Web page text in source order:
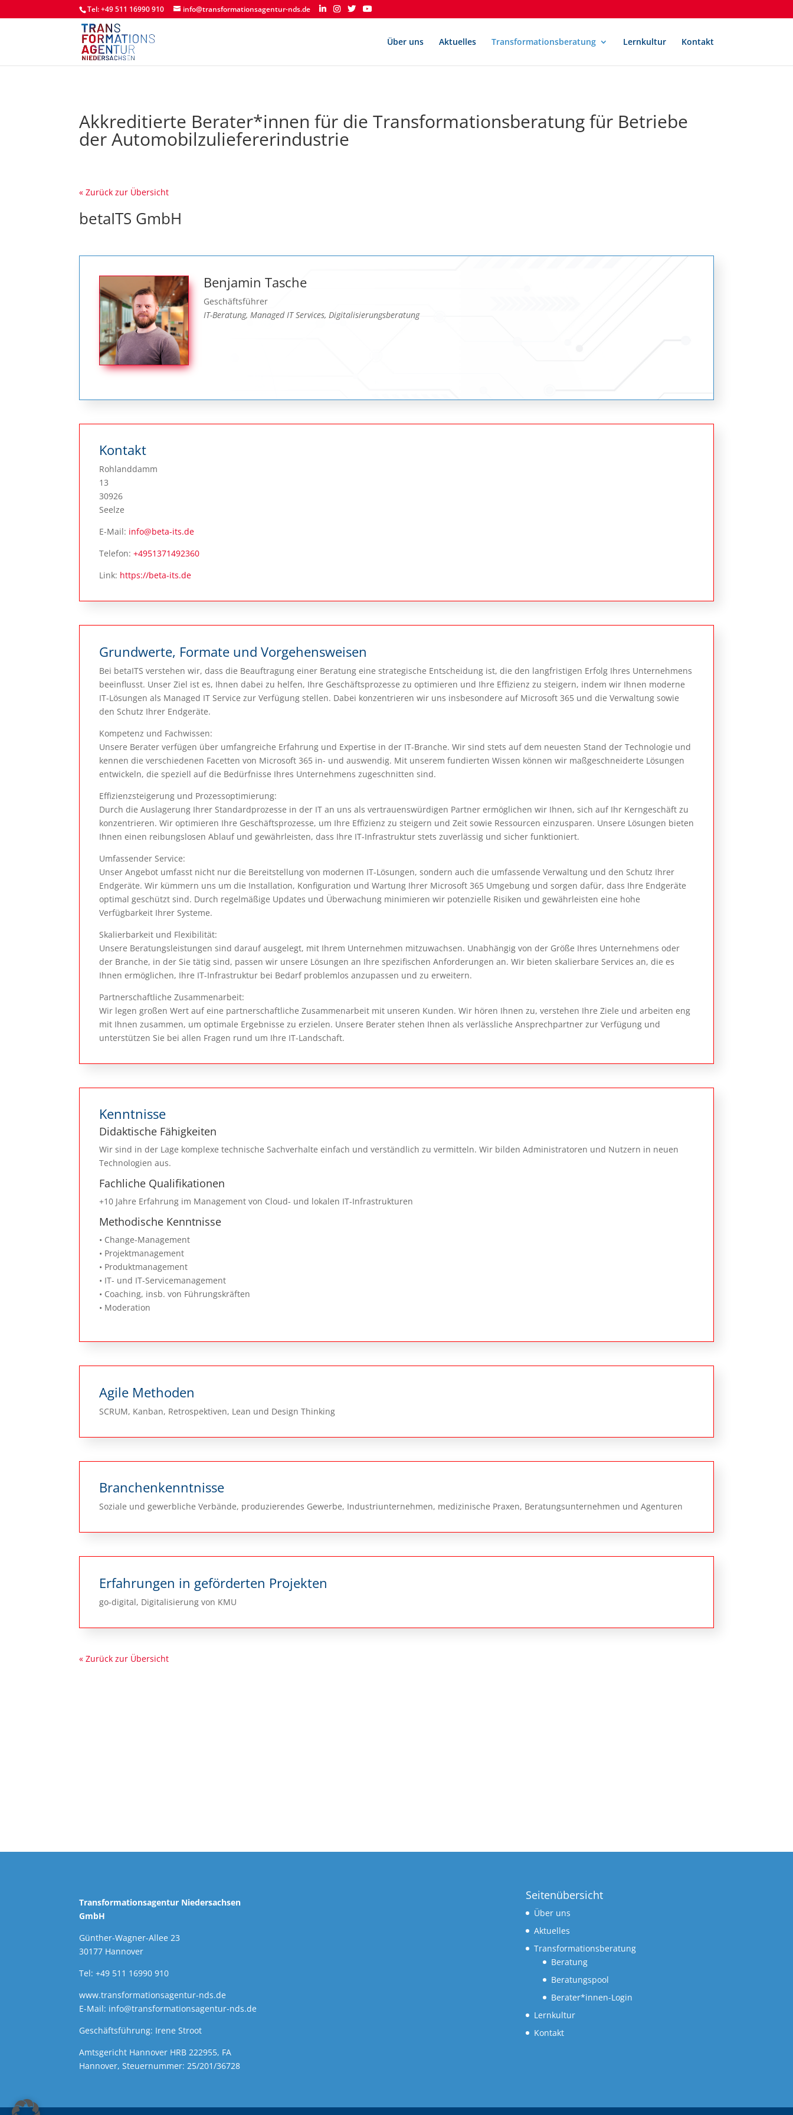
Tel: +49 511 16990 910 info@transformationsagentur-nds.de
Über uns Aktuelles Transformationsberatung Lernkultur Kontakt
Akkreditierte Berater*innen für die Transformationsberatung für Betriebe
der Automobilzuliefererindustrie
« Zurück zur Übersicht
betaITS GmbH
Benjamin Tasche
Geschäftsführer
IT-Beratung, Managed IT Services, Digitalisierungsberatung
Kontakt
Rohlanddamm
13
30926
Seelze
E-Mail: info@beta-its.de
Telefon: +4951371492360
Link: https://beta-its.de
Grundwerte, Formate und Vorgehensweisen
Bei betaITS verstehen wir, dass die Beauftragung einer Beratung eine strategische Entscheidung ist, die den langfristigen Erfolg Ihres Unternehmens
beeinflusst. Unser Ziel ist es, Ihnen dabei zu helfen, Ihre Geschäftsprozesse zu optimieren und Ihre Effizienz zu steigern, indem wir Ihnen moderne
IT-Lösungen als Managed IT Service zur Verfügung stellen. Dabei konzentrieren wir uns insbesondere auf Microsoft 365 und die Verwaltung sowie
den Schutz Ihrer Endgeräte.
Kompetenz und Fachwissen:
Unsere Berater verfügen über umfangreiche Erfahrung und Expertise in der IT-Branche. Wir sind stets auf dem neuesten Stand der Technologie und
kennen die verschiedenen Facetten von Microsoft 365 in- und auswendig. Mit unserem fundierten Wissen können wir maßgeschneiderte Lösungen
entwickeln, die speziell auf die Bedürfnisse Ihres Unternehmens zugeschnitten sind.
Effizienzsteigerung und Prozessoptimierung:
Durch die Auslagerung Ihrer Standardprozesse in der IT an uns als vertrauenswürdigen Partner ermöglichen wir Ihnen, sich auf Ihr Kerngeschäft zu
konzentrieren. Wir optimieren Ihre Geschäftsprozesse, um Ihre Effizienz zu steigern und Zeit sowie Ressourcen einzusparen. Unsere Lösungen bieten
Ihnen einen reibungslosen Ablauf und gewährleisten, dass Ihre IT-Infrastruktur stets zuverlässig und sicher funktioniert.
Umfassender Service:
Unser Angebot umfasst nicht nur die Bereitstellung von modernen IT-Lösungen, sondern auch die umfassende Verwaltung und den Schutz Ihrer
Endgeräte. Wir kümmern uns um die Installation, Konfiguration und Wartung Ihrer Microsoft 365 Umgebung und sorgen dafür, dass Ihre Endgeräte
optimal geschützt sind. Durch regelmäßige Updates und Überwachung minimieren wir potenzielle Risiken und gewährleisten eine hohe
Verfügbarkeit Ihrer Systeme.
Skalierbarkeit und Flexibilität:
Unsere Beratungsleistungen sind darauf ausgelegt, mit Ihrem Unternehmen mitzuwachsen. Unabhängig von der Größe Ihres Unternehmens oder
der Branche, in der Sie tätig sind, passen wir unsere Lösungen an Ihre spezifischen Anforderungen an. Wir bieten skalierbare Services an, die es
Ihnen ermöglichen, Ihre IT-Infrastruktur bei Bedarf problemlos anzupassen und zu erweitern.
Partnerschaftliche Zusammenarbeit:
Wir legen großen Wert auf eine partnerschaftliche Zusammenarbeit mit unseren Kunden. Wir hören Ihnen zu, verstehen Ihre Ziele und arbeiten eng
mit Ihnen zusammen, um optimale Ergebnisse zu erzielen. Unsere Berater stehen Ihnen als verlässliche Ansprechpartner zur Verfügung und
unterstützen Sie bei allen Fragen rund um Ihre IT-Landschaft.
Kenntnisse
Didaktische Fähigkeiten
Wir sind in der Lage komplexe technische Sachverhalte einfach und verständlich zu vermitteln. Wir bilden Administratoren und Nutzern in neuen
Technologien aus.
Fachliche Qualifikationen
+10 Jahre Erfahrung im Management von Cloud- und lokalen IT-Infrastrukturen
Methodische Kenntnisse
• Change-Management
• Projektmanagement
• Produktmanagement
• IT- und IT-Servicemanagement
• Coaching, insb. von Führungskräften
• Moderation
Agile Methoden
SCRUM, Kanban, Retrospektiven, Lean und Design Thinking
Branchenkenntnisse
Soziale und gewerbliche Verbände, produzierendes Gewerbe, Industriunternehmen, medizinische Praxen, Beratungsunternehmen und Agenturen
Erfahrungen in geförderten Projekten
go-digital, Digitalisierung von KMU
« Zurück zur Übersicht
Transformationsagentur Niedersachsen
GmbH
Günther-Wagner-Allee 23
30177 Hannover
Tel: +49 511 16990 910
www.transformationsagentur-nds.de
E-Mail: info@transformationsagentur-nds.de
Geschäftsführung: Irene Stroot
Amtsgericht Hannover HRB 222955, FA
Hannover, Steuernummer: 25/201/36728
Seitenübersicht
Über uns
Aktuelles
Transformationsberatung
Beratung
Beratungspool
Berater*innen-Login
Lernkultur
Kontakt